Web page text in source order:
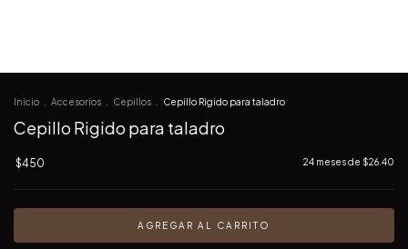
Inicio Accesorios Cepillos Cepillo Rigido para taladro
Cepillo Rigido para taladro
$450 24 meses de $26.40